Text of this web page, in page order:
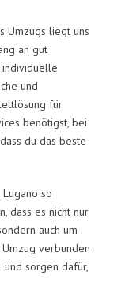
Umzugs liegt uns
an gut
und
für
benötigst, bei
du das beste
so
dass es nicht nur
auch um
verbunden
und sorgen dafür,